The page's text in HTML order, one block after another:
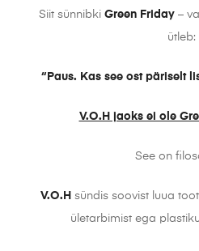
Siit sünnibki Green Friday –
ütleb:
“Paus. Kas see ost päriselt
V.O.H jaoks ei ole
See on
V.O.H sündis soovist luua
ületarbimist ega